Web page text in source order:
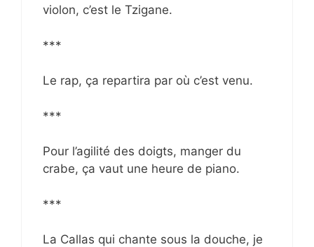
violon, c’est le Tzigane.
***
Le rap, ça repartira par où c’est venu.
***
Pour l’agilité des doigts, manger du
crabe, ça vaut une heure de piano.
***
La Callas qui chante sous la douche, je